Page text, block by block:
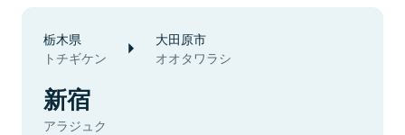
栃木県
トチギケン
大田原市
オオタワラシ
新宿
アラジュク